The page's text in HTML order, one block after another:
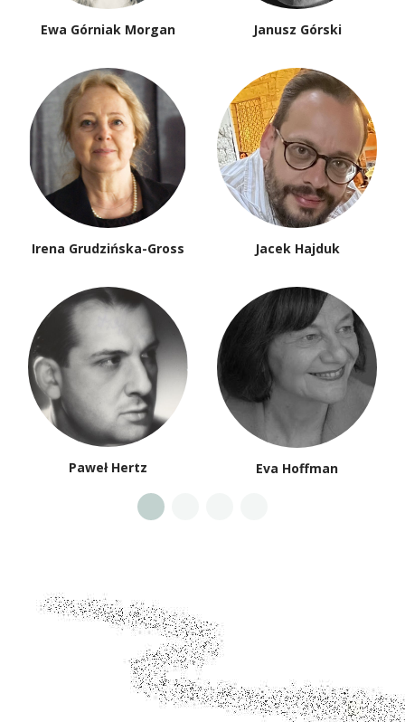
Ewa Górniak Morgan Janusz Górski
Irena Grudzińska-Gross Jacek Hajduk
Paweł Hertz Eva Hoffman